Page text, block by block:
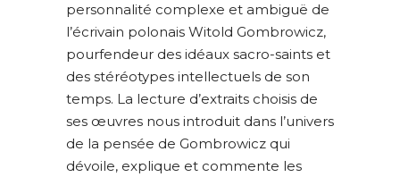
personnalité complexe et ambiguë de
l’écrivain polonais Witold Gombrowicz,
pourfendeur des idéaux sacro-saints et
des stéréotypes intellectuels de son
temps. La lecture d’extraits choisis de
ses œuvres nous introduit dans l’univers
de la pensée de Gombrowicz qui
dévoile, explique et commente les